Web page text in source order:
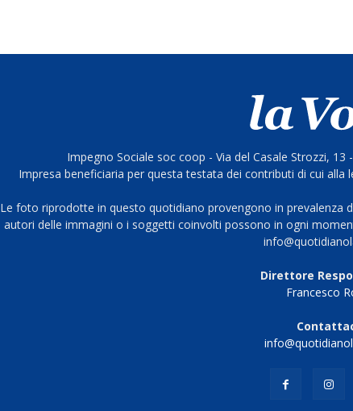
Impegno Sociale soc coop - Via del Casale Strozzi,
Impresa beneficiaria per questa testata dei contributi di cui alla
Le foto riprodotte in questo quotidiano provengono in prevalenza
autori delle immagini o i soggetti coinvolti possono in ogni
Direttore
Francesco